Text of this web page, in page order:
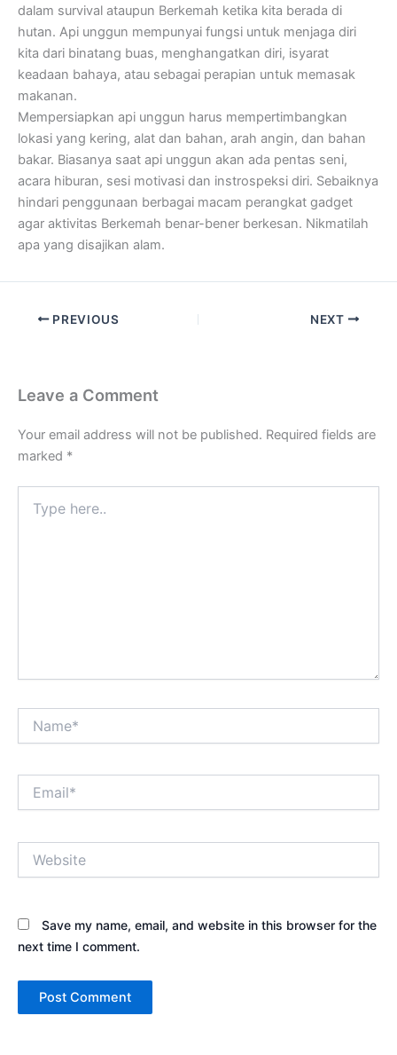
dalam survival ataupun Berkemah ketika kita berada di
hutan. Api unggun mempunyai fungsi untuk menjaga diri
kita dari binatang buas, menghangatkan diri, isyarat
keadaan bahaya, atau sebagai perapian untuk memasak
makanan.
Mempersiapkan api unggun harus mempertimbangkan
lokasi yang kering, alat dan bahan, arah angin, dan bahan
bakar. Biasanya saat api unggun akan ada pentas seni,
acara hiburan, sesi motivasi dan instrospeksi diri. Sebaiknya
hindari penggunaan berbagai macam perangkat gadget
agar aktivitas Berkemah benar-bener berkesan. Nikmatilah
apa yang disajikan alam.
PREVIOUS NEXT
Leave a Comment
Your email address will not be published. Required fields are
marked *
here..
Save my name, email, and website in this browser for the
next time I comment.